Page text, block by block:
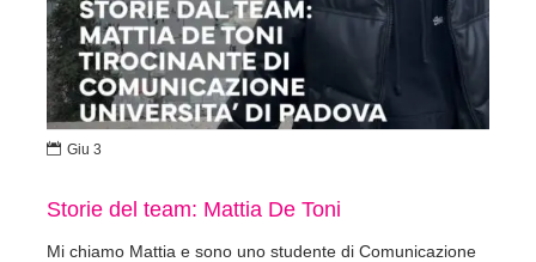
Storie del team: Mattia De Toni
Mi chiamo Mattia e sono uno studente di Comunicazione
 Giu 3